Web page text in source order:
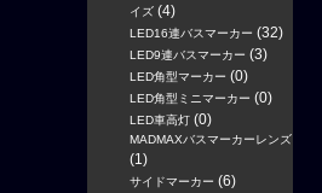
イズ (4)
LED16連バスマーカー (32)
LED9連バスマーカー (3)
LED角型マーカー (0)
LED角型ミニマーカー (0)
LED車高灯 (0)
MADMAXバスマーカーレンズ
(1)
サイドマーカー (6)